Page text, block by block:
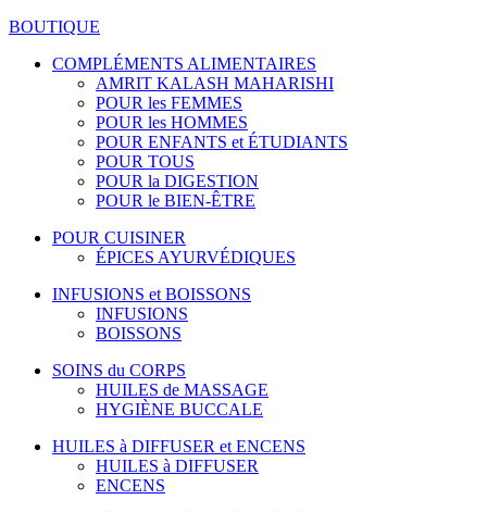
BOUTIQUE
COMPLÉMENTS ALIMENTAIRES
AMRIT KALASH MAHARISHI
POUR les FEMMES
POUR les HOMMES
POUR ENFANTS et ÉTUDIANTS
POUR TOUS
POUR la DIGESTION
POUR le BIEN-ÊTRE
POUR CUISINER
ÉPICES AYURVÉDIQUES
INFUSIONS et BOISSONS
INFUSIONS
BOISSONS
SOINS du CORPS
HUILES de MASSAGE
HYGIÈNE BUCCALE
HUILES à DIFFUSER et ENCENS
HUILES à DIFFUSER
ENCENS